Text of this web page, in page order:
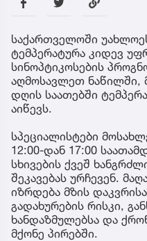
საქართველოში
ტემპერატურა კიდევ
სინოპტიკოსების
აღმოსავლეთ ნაწილში,
დღის საათებში
აიწევს.
სპეციალისტები
12:00-დან 17:00
სხივების ქვეშ
შეკავებას ურჩევენ.
იზრდება მზის
გადახურების რისკი,
ხანდაზმულებსა და
მქონე პირებში.